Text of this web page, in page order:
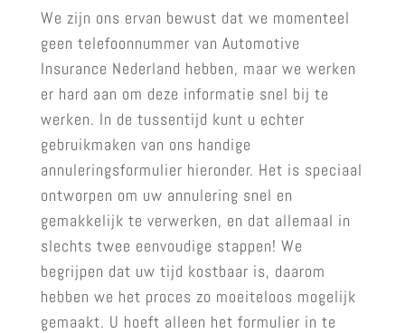
We zijn ons ervan bewust dat we momenteel
geen telefoonnummer van Automotive
Insurance Nederland hebben, maar we werken
er hard aan om deze informatie snel bij te
werken. In de tussentijd kunt u echter
gebruikmaken van ons handige
annuleringsformulier hieronder. Het is speciaal
ontworpen om uw annulering snel en
gemakkelijk te verwerken, en dat allemaal in
slechts twee eenvoudige stappen! We
begrijpen dat uw tijd kostbaar is, daarom
hebben we het proces zo moeiteloos mogelijk
gemaakt. U hoeft alleen het formulier in te